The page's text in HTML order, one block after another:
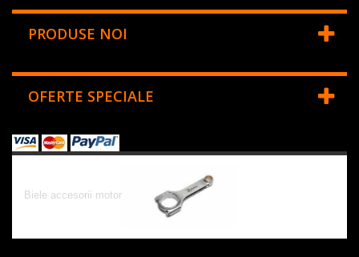
PRODUSE NOI
OFERTE SPECIALE
Biele accesorii motor